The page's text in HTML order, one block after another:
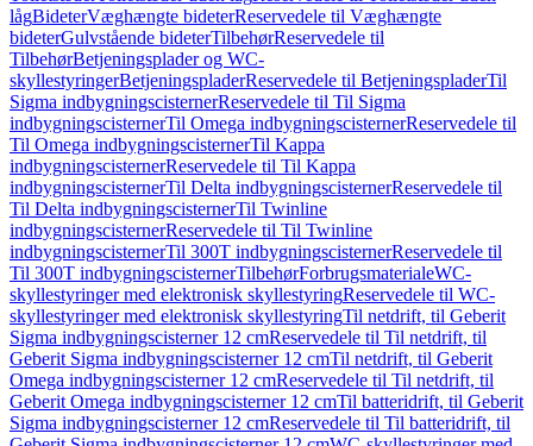
lågBideterVæghængte bideterReservedele til Væghængte
bideterGulvstående bideterTilbehørReservedele til
TilbehørBetjeningsplader og WC-
skyllestyringerBetjeningspladerReservedele til BetjeningspladerTil
Sigma indbygningscisternerReservedele til Til Sigma
indbygningscisternerTil Omega indbygningscisternerReservedele til
Til Omega indbygningscisternerTil Kappa
indbygningscisternerReservedele til Til Kappa
indbygningscisternerTil Delta indbygningscisternerReservedele til
Til Delta indbygningscisternerTil Twinline
indbygningscisternerReservedele til Til Twinline
indbygningscisternerTil 300T indbygningscisternerReservedele til
Til 300T indbygningscisternerTilbehørForbrugsmaterialeWC-
skyllestyringer med elektronisk skyllestyringReservedele til WC-
skyllestyringer med elektronisk skyllestyringTil netdrift, til Geberit
Sigma indbygningscisterner 12 cmReservedele til Til netdrift, til
Geberit Sigma indbygningscisterner 12 cmTil netdrift, til Geberit
Omega indbygningscisterner 12 cmReservedele til Til netdrift, til
Geberit Omega indbygningscisterner 12 cmTil batteridrift, til Geberit
Sigma indbygningscisterner 12 cmReservedele til Til batteridrift, til